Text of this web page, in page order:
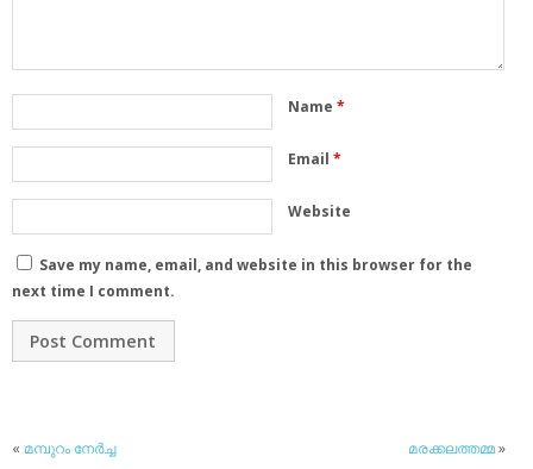
Name *
Email *
Website
Save my name, email, and website in this browser for the
next time I comment.
« മമ്പുറം നേര്‍ച്ച മരക്കലത്തമ്മ»